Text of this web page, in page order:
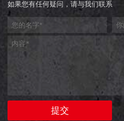
如果您有任何疑问，请与我们联系